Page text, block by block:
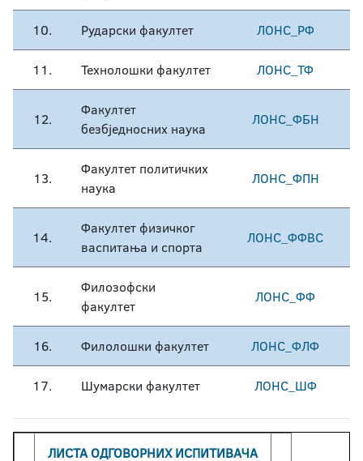
10. Рударски факултет ЛОНС_РФ
11. Технолошки факултет ЛОНС_ТФ
12.
Факултет
безбједносних наука
ЛОНС_ФБН
13.
Факултет политичких
наука
ЛОНС_ФПН
14.
Факултет физичког
васпитања и спорта
ЛОНС_ФФВС
15.
Филозофски
факултет
ЛОНС_ФФ
16. Филолошки факултет ЛОНС_ФЛФ
17. Шумарски факултет ЛОНС_ШФ
ЛИСТА ОДГОВОРНИХ ИСПИТИВАЧА